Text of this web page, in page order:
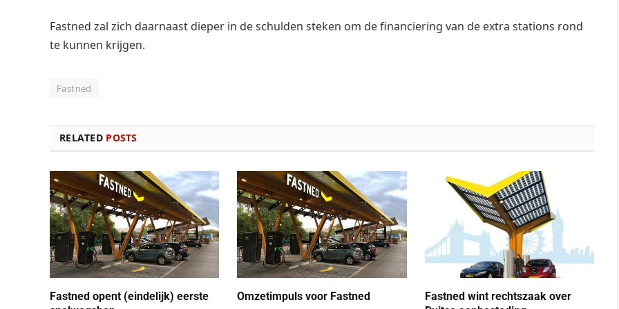
Fastned zal zich daarnaast dieper in de schulden steken om de financiering van de extra stations rond
te kunnen krijgen.
Fastned
RELATED POSTS
Fastned opent (eindelijk) eerste
Omzetimpuls voor Fastned
Fastned wint rechtszaak over